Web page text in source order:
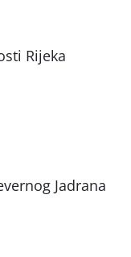
Rijeka
Jadrana